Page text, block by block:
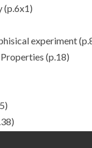
(p.6x1)
experiment
(p.18)